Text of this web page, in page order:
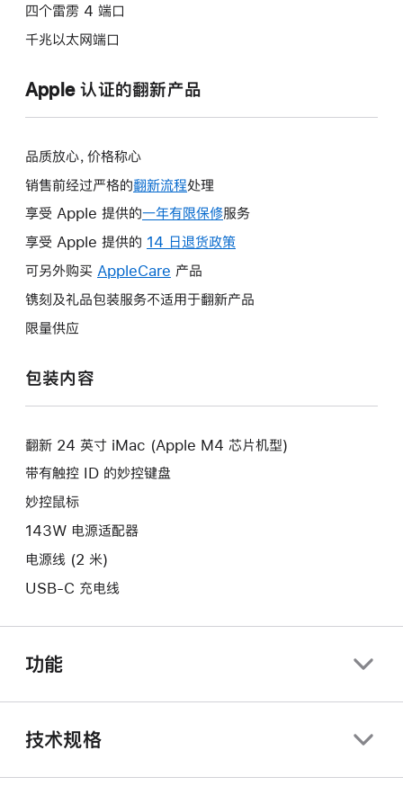
四个雷雳 4 端口
千兆以太网端口
Apple 认证的翻新产品
品质放心，价格称心
销售前经过严格的翻新流程处理
享受 Apple 提供的一年有限保修此
操
打
服务
享受 Apple 提供的 14 日退货政策
将
口。
可另外购买 AppleCare 此
操
新
窗
产品
镌刻及礼品包装服务不适用于翻新产品
限量供应
包装内容
翻新 24 英寸 iMac (Apple M4 芯片机型)
带有触控 ID 的妙控键盘
妙控鼠标
143W 电源适配器
电源线 (2 米)
USB-C 充电线
功能
技术规格